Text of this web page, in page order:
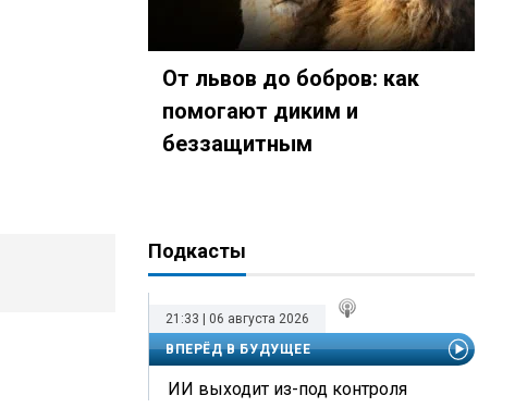
От львов до бобров: как
помогают диким и
беззащитным
Подкасты
21:33 | 06 августа 2026
ВПЕРЁД В БУДУЩЕЕ
ИИ выходит из-под контроля